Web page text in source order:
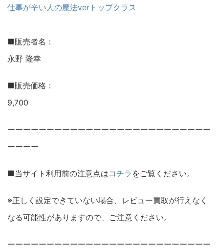
仕事が辛い人の魔法verトップクラス
■販売者名：
永野 隆幸
■販売価格：
9,700
ーーーーーーーーーーーーーーーーーーーーーーーーーー
ーーーー
■当サイト利用前の注意点はコチラ をご覧ください。
※正しく設定できていない場合、レビュー買取が行えなく
なる可能性がありますので、ご注意ください。
ーーーーーーーーーーーーーーーーーーーーーーーーーー